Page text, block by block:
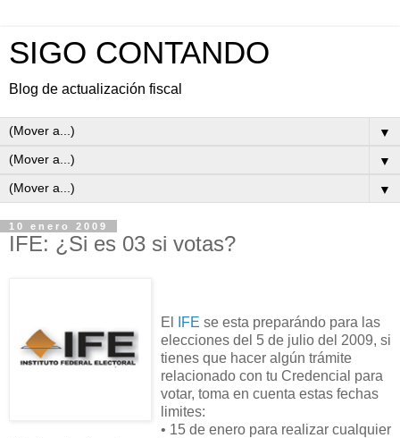
SIGO CONTANDO
Blog de actualización fiscal
▼
▼
▼
10 enero 2009
IFE: ¿Si es 03 si votas?
El IFE se esta preparándo para las
elecciones del 5 de julio del 2009, si
tienes que hacer algún trámite
relacionado con tu Credencial para
votar, toma en cuenta estas fechas
limites:
• 15 de enero para realizar cualquier